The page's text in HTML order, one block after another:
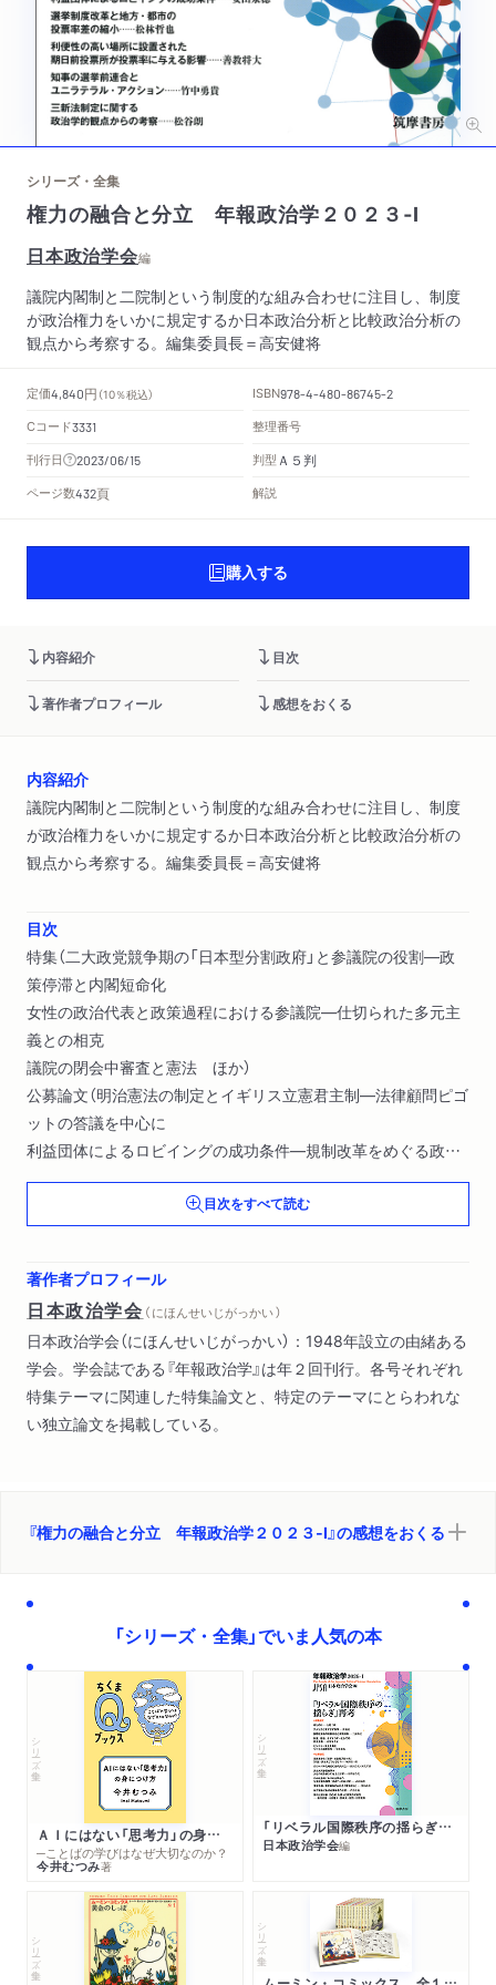
シリーズ・全集
権力の融合と分立 年報政治学２０２３‐Ⅰ
日本政治学会編
議院内閣制と二院制という制度的な組み合わせに注目し、制度
が政治権力をいかに規定するか日本政治分析と比較政治分析の
観点から考察する。編集委員長＝高安健将
定価4,840円 （10％税込） ISBN978-4-480-86745-2
Cコード3331
整理番号
刊行日
2023/06/15 判型 Ａ５判
ページ数432頁 解説
購入する
内容紹介 目次
著作者プロフィール 感想をおくる
内容紹介
議院内閣制と二院制という制度的な組み合わせに注目し、制度
が政治権力をいかに規定するか日本政治分析と比較政治分析の
観点から考察する。編集委員長＝高安健将
目次
特集（二大政党競争期の「日本型分割政府」と参議院の役割―政
策停滞と内閣短命化
女性の政治代表と政策過程における参議院―仕切られた多元主
義との相克
議院の閉会中審査と憲法 ほか）
公募論文（明治憲法の制定とイギリス立憲君主制―法律顧問ピゴ
ットの答議を中心に
利益団体によるロビイングの成功条件―規制改革をめぐる政策
争点を単位としたデータセットによる検証
選挙制度改革と地方・都市の投票率差の縮小 ほか）
書評（政治思想
比較政治・地域研究 ほか）
学会規約・その他
目次をすべて読む
著作者プロフィール
日本政治学会 （ にほんせいじがっかい ）
日本政治学会（にほんせいじがっかい）：1948年設立の由緒ある
学会。学会誌である『年報政治学』は年２回刊行。各号それぞれ
特集テーマに関連した特集論文と、特定のテーマにとらわれな
い独立論文を掲載している。
『権力の融合と分立 年報政治学２０２３‐Ⅰ』の感想をおくる
「シリーズ・全集」でいま人気の本
シリーズ・全集
ＡＩにはない「思考力」の身につけ方
─ことばの学びはなぜ大切なのか？
今井むつみ著
シリーズ・全集
「リベラル国際秩序の揺らぎ」再考 年報政治学２０２６‐Ⅰ
日本政治学会編
シリーズ・全集 シリーズ・全集